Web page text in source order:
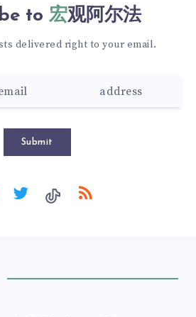
to 宏观阿尔法
delivered right to your email.
Submit